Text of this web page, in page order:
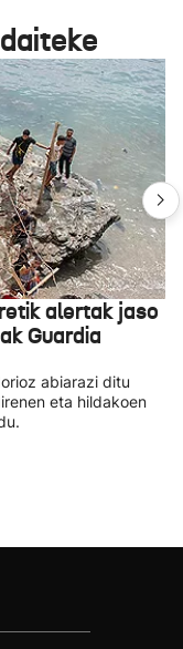
alertak jaso
Guardia
abiarazi ditu
eta hildakoen